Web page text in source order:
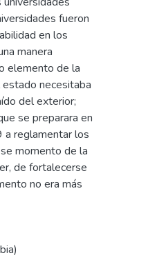
fueron
en los
manera
elemento de la
estado necesitaba
del exterior;
se preparara en
a reglamentar los
momento de la
de fortalecerse
no era más